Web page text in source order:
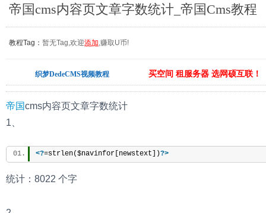
帝国cms内容页文章字数统计_帝国Cms教程
教程Tag： 暂无Tag,欢迎添加,赚取U币!
织梦DedeCMS视频教程 买空间 租服务器 选网硕互联！
帝国cms内容页文章字数统计
1、
<?=strlen($navinfor[newstext])?>
统计：8022 个字